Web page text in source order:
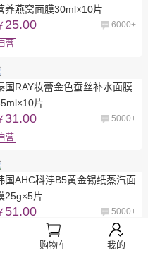
养燕窝面膜30ml×10片
25.00
6000+
营
国RAY妆蕾金色蚕丝补水面膜
片
31.00
5000+
营
国AHC科浡B5黄金锡纸蒸汽面
25g×5片
51.00
5000+
营
购物车 我的